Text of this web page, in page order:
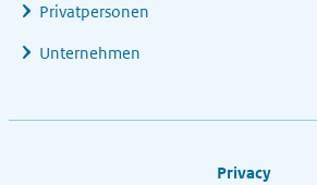
Privatpersonen
Unternehmen
Privacy